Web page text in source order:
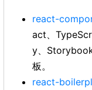
react-
act、
y、
板。
react-